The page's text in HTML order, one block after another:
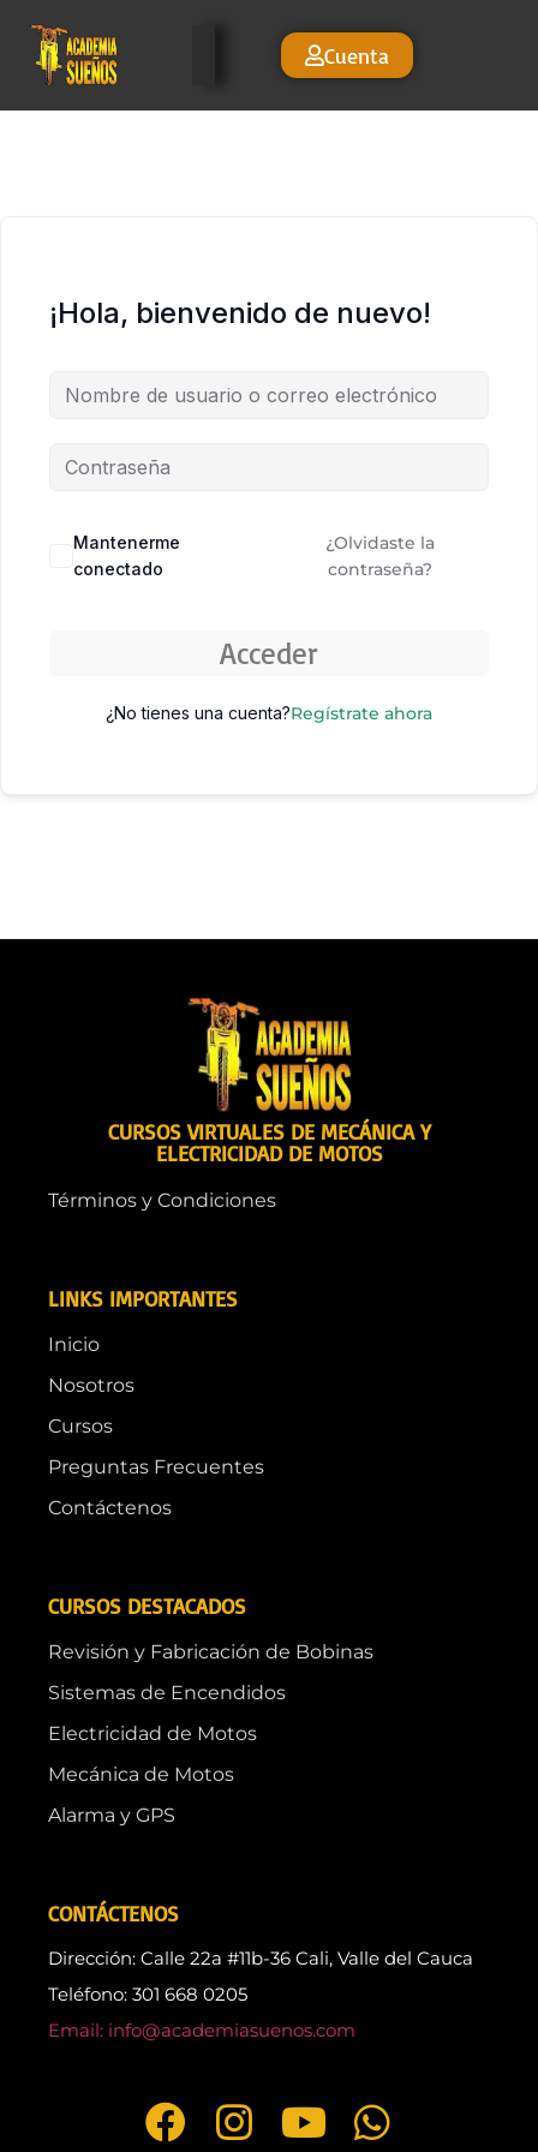
Cuenta
¡Hola, bienvenido de nuevo!
Mantenerme
conectado
¿Olvidaste la
contraseña?
Acceder
¿No tienes una cuenta?Regístrate ahora
CURSOS VIRTUALES DE MECÁNICA Y
ELECTRICIDAD DE MOTOS
Términos y Condiciones
LINKS IMPORTANTES
Inicio
Nosotros
Cursos
Preguntas Frecuentes
Contáctenos
CURSOS DESTACADOS
Revisión y Fabricación de Bobinas
Sistemas de Encendidos
Electricidad de Motos
Mecánica de Motos
Alarma y GPS
CONTÁCTENOS
Dirección: Calle 22a #11b-36 Cali, Valle del Cauca
Teléfono: 301 668 0205
Email: info@academiasuenos.com